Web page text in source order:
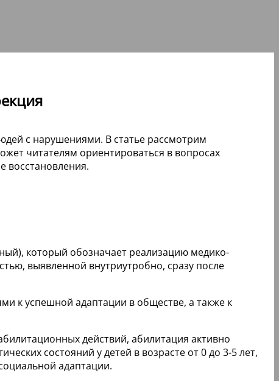
с нарушениями. В статье рассмотрим
читателям ориентироваться в вопросах
восстановления.
который обозначает реализацию медико-
выявленной внутриутробно, сразу после
к успешной адаптации в обществе, а также к
действий, абилитация активно
состояний у детей в возрасте от 0 до 3-5 лет,
адаптации.